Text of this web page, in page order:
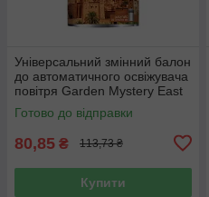
Універсальний змінний балон
до автоматичного освіжувача
повітря Garden Mystery East
260 мл
Готово до відправки
80,85 ₴ 113,73 ₴
Купити